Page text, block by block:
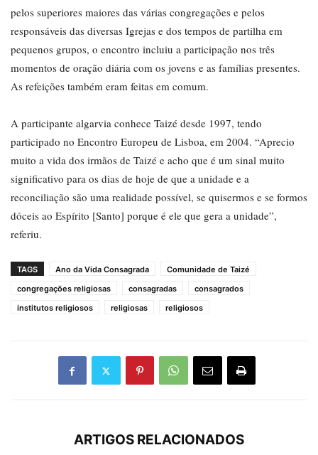
pelos superiores maiores das várias congregações e pelos
responsáveis das diversas Igrejas e dos tempos de partilha em
pequenos grupos, o encontro incluiu a participação nos três
momentos de oração diária com os jovens e as famílias presentes.
As refeições também eram feitas em comum.
A participante algarvia conhece Taizé desde 1997, tendo
participado no Encontro Europeu de Lisboa, em 2004. “Aprecio
muito a vida dos irmãos de Taizé e acho que é um sinal muito
significativo para os dias de hoje de que a unidade e a
reconciliação são uma realidade possível, se quisermos e se formos
dóceis ao Espírito [Santo] porque é ele que gera a unidade”,
referiu.
TAGS Ano da Vida Consagrada
Comunidade de Taizé
congregações religiosas
consagradas
consagrados
institutos religiosos
religiosas religiosos
ARTIGOS RELACIONADOS